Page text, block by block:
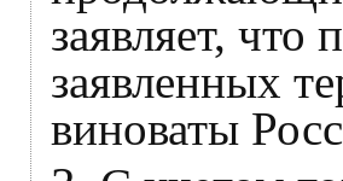
заявляет, что
заявленных
виноваты